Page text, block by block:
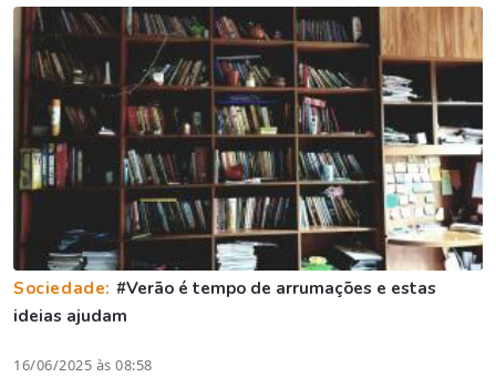
Sociedade: #Verão é tempo de arrumações e estas
ideias ajudam
16/06/2025 às 08:58